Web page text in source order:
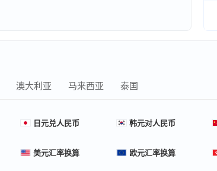
澳大利亚 马来西亚 泰国
日元兑人民币 韩元对人民币
美元汇率换算 欧元汇率换算